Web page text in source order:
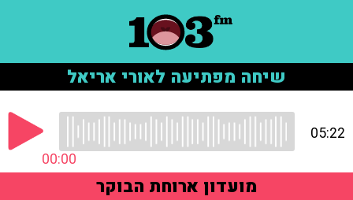
שיחה מפתיעה לאורי אריאל
00:00
05:22
מועדון ארוחת הבוקר